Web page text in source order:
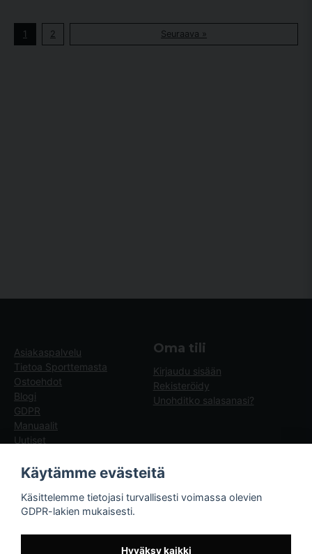
1 2 Seuraava »
Asiakaspalvelu
Tietoa Sporttemasta
Ostoehdot
Blogi
GDPR
Manuaalit
Uutiset
Oma tili
Kirjaudu sisään
Rekisteröidy
Unohditko salasanasi?
Sporttema
Drottninggatan 47
Käytämme evästeitä
Käsittelemme tietojasi turvallisesti voimassa olevien
GDPR-lakien mukaisesti.
Hyväksy kaikki